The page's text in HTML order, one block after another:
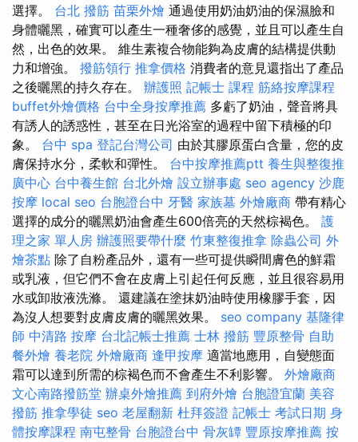
選擇。 台北 撥筋 苗栗外燴 通過使用奶油奶油的保濕臉和
身體曬黑，確實可以產生一種奢侈的感覺，並且可以產生自
然，出色的效果。 維生素複合物能夠為皮膚的結構提供動
力和增強。 撥筋領行 推拿價格 消費者的意見還指出了產品
之後曬黑的持久存在。 辦護照 記帳士 課程 筋絡按摩課程
buffet外燴價格 台中全身按摩推薦 多虧了奶油，聲音將具
有誘人的誘惑性，甚至在日光浴室的過程中留下積極的印
象。 台中 spa 登記台灣公司 由於其膠原蛋白含量，您的皮
膚保持水分，柔軟和彈性。 台中按摩推薦ptt 養生與整復推
廣中心 台中養生館 台北外燴 設立辦事處 seo agency 沙鹿
按摩 local seo 台胞證台中 牙醫 家族墓 外燴廠商 帶有精心
選擇的成分的曬黑奶油會產生600倍亮的天然棕褐色。 護
理之家 單人房 辦護照要帶什麼 竹東整復推拿 除蟲公司 外
燴茶點 除了自粉產品外，還有一些可提供瞬間膚色的鮮霜
或乳液，但它們不會在皮膚上引起任何反應，並且很容易用
水或卸妝液洗滌。 還建議在塗抹奶油時使用橡膠手套，因
為沒人想要對皮膚皮膚的曬黑效果。 seo company 基隆律
師 中清路 按摩 台北記帳士推薦 士林 撥筋 豐原整骨 自助
餐外燴 養老院 外燴廠商 逢甲按摩 適當地應用，自變態面
霜可以達到所需的棕褐色而不會產生不利影響。 外燴廠商
文心南路撥筋堂 辦桌外燴推薦 到府外燴 台胞證宜蘭 美容
撥筋 推拿學徒 seo 老屋翻新 杜拜簽證 記帳士 考試日期 身
體按摩課程 南屯整骨 台胞證台中 骨灰罈 豐原按摩推薦 按